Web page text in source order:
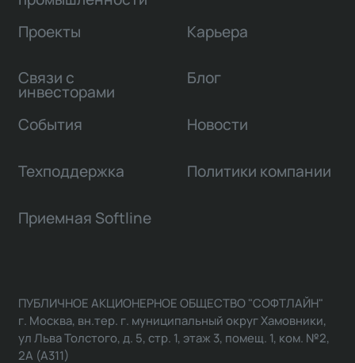
Проекты
Связи с
инвесторами
Карьера
Блог
События Новости
Техподдержка Политики компании
Приемная Softline
ПУБЛИЧНОЕ АКЦИОНЕРНОЕ ОБЩЕСТВО "СОФТЛАЙН"
г. Москва, вн.тер. г. муниципальный округ Хамовники,
ул Льва Толстого, д. 5, стр. 1, этаж 3, помещ. 1, ком. №2,
2А (А311)